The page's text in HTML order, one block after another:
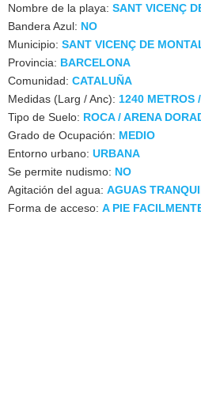
Nombre de la playa: SANT VICENÇ
Bandera Azul: NO
Municipio: SANT VICENÇ DE
Provincia: BARCELONA
Comunidad: CATALUÑA
Medidas (Larg / Anc): 1240 METROS
Tipo de Suelo: ROCA / ARENA
Grado de Ocupación: MEDIO
Entorno urbano: URBANA
Se permite nudismo: NO
Agitación del agua: AGUAS
Forma de acceso: A PIE